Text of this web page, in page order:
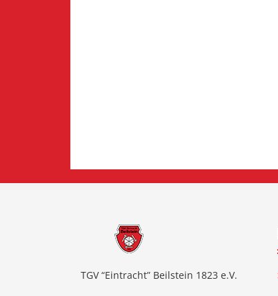
TGV “Eintracht” Beilstein 1823 e.V.